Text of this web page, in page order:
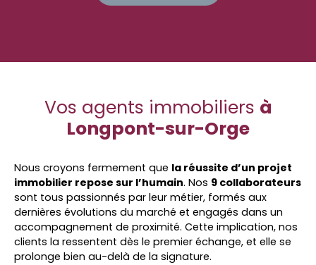
Vos agents immobiliers à
Longpont-sur-Orge
Nous croyons fermement que la réussite d’un projet
immobilier repose sur l’humain. Nos 9 collaborateurs
sont tous passionnés par leur métier, formés aux
dernières évolutions du marché et engagés dans un
accompagnement de proximité. Cette implication, nos
clients la ressentent dès le premier échange, et elle se
prolonge bien au-delà de la signature.